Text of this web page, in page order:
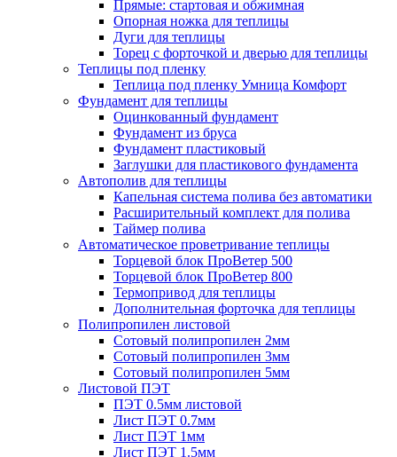
Прямые: стартовая и обжимная
Опорная ножка для теплицы
Дуги для теплицы
Торец с форточкой и дверью для теплицы
Теплицы под пленку
Теплица под пленку Умница Комфорт
Фундамент для теплицы
Оцинкованный фундамент
Фундамент из бруса
Фундамент пластиковый
Заглушки для пластикового фундамента
Автополив для теплицы
Капельная система полива без автоматики
Расширительный комплект для полива
Таймер полива
Автоматическое проветривание теплицы
Торцевой блок ПроВетер 500
Торцевой блок ПроВетер 800
Термопривод для теплицы
Дополнительная форточка для теплицы
Полипропилен листовой
Сотовый полипропилен 2мм
Сотовый полипропилен 3мм
Сотовый полипропилен 5мм
Листовой ПЭТ
ПЭТ 0.5мм листовой
Лист ПЭТ 0.7мм
Лист ПЭТ 1мм
Лист ПЭТ 1.5мм